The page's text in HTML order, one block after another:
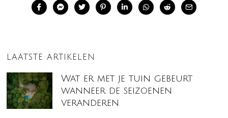
LAATSTE ARTIKELEN
Wat er met je tuin gebeurt
wanneer de seizoenen
veranderen